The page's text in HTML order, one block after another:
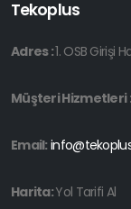
Tekoplus
Adres :1. OSB Girişi
Müşteri Hizmetleri :
Email:
Harita:Yol Tarifi Al